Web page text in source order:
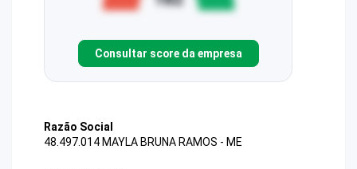
Consultar score da empresa
Razão Social
48.497.014 MAYLA BRUNA RAMOS - ME